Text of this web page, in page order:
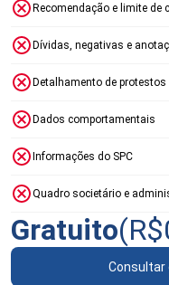
Recomendação e limite de
Dívidas, negativas e
Detalhamento de protestos
Dados comportamentais
Informações do SPC
Quadro societário e
Gratuito(R$
Consultar